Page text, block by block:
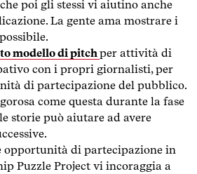
poi gli stessi vi aiutino anche
La gente ama mostrare i
modello di pitchper attività di
con i propri giornalisti, per
di partecipazione del pubblico.
come questa durante la fase
storie può aiutare ad avere
opportunità di partecipazione in
Puzzle Project vi incoraggia a